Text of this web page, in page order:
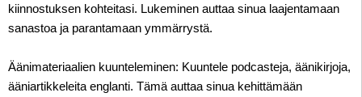
kiinnostuksen kohteitasi. Lukeminen auttaa sinua laajentamaan
sanastoa ja parantamaan ymmärrystä.
Äänimateriaalien kuunteleminen: Kuuntele podcasteja, äänikirjoja,
ääniartikkeleita englanti. Tämä auttaa sinua kehittämään